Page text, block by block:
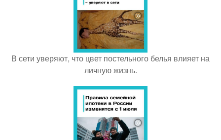
В сети уверяют, что цвет постельного белья влияет на
личную жизнь.